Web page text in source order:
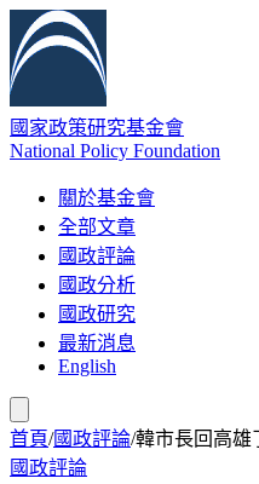
國家政策研究基金會
National Policy Foundation
關於基金會
全部文章
國政評論
國政分析
國政研究
最新消息
English
首頁/國政評論/韓市長回高雄
國政評論